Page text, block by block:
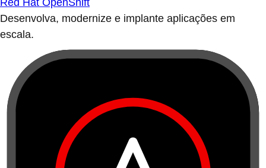
Red Hat OpenShift
Desenvolva, modernize e implante aplicações em
escala.